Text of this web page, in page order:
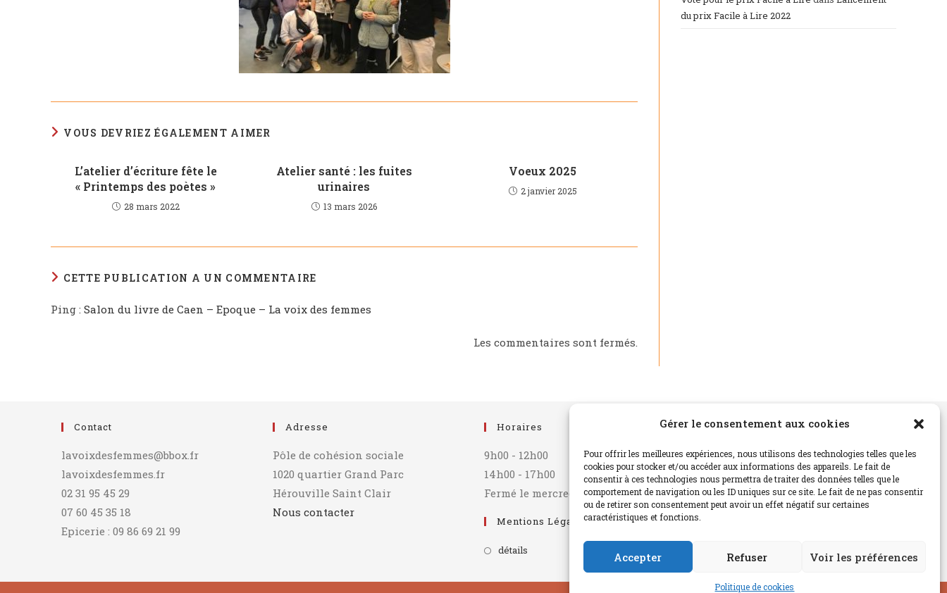
Gérer le consentement aux cookies
Pour offrir les meilleures expériences, nous utilisons des technologies telles que les
cookies pour stocker et/ou accéder aux informations des appareils. Le fait de
consentir à ces technologies nous permettra de traiter des données telles que le
comportement de navigation ou les ID uniques sur ce site. Le fait de ne pas consentir
ou de retirer son consentement peut avoir un effet négatif sur certaines
caractéristiques et fonctions.
Accepter Refuser Voir les préférences
Politique de cookies
VOUS DEVRIEZ ÉGALEMENT AIMER
L’atelier d’écriture fête le
« Printemps des poètes »
28 mars 2022
Atelier santé : les fuites
urinaires
13 mars 2026
Voeux 2025
2 janvier 2025
CETTE PUBLICATION A UN COMMENTAIRE
Ping : Salon du livre de Caen – Epoque – La voix des femmes
Les commentaires sont fermés.
du prix Facile à Lire 2022
Contact
lavoixdesfemmes@bbox.fr
lavoixdesfemmes.fr
02 31 95 45 29
07 60 45 35 18
Epicerie : 09 86 69 21 99
Adresse
Pôle de cohésion sociale
1020 quartier Grand Parc
Hérouville Saint Clair
Nous contacter
Horaires
9h00 - 12h00
14h00 - 17h00
Fermé le mercredi après-midi
Mentions Légales
détails
Instagram
…